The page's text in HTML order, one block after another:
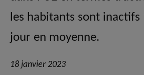
les habitants sont inactifs
jour en moyenne.
18 janvier 2023